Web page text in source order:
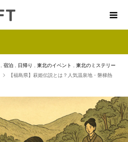
宿泊 日帰り 東北のイベント
東北のミステリー
【福島県】萩姫伝説とは？人気温泉地・磐梯熱